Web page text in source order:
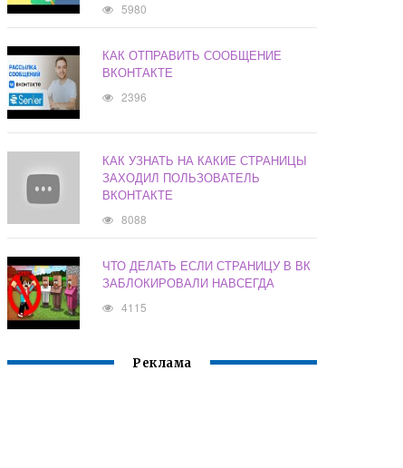
5980
КАК ОТПРАВИТЬ СООБЩЕНИЕ
ВКОНТАКТЕ
2396
КАК УЗНАТЬ НА КАКИЕ СТРАНИЦЫ
ЗАХОДИЛ ПОЛЬЗОВАТЕЛЬ
ВКОНТАКТЕ
8088
ЧТО ДЕЛАТЬ ЕСЛИ СТРАНИЦУ В ВК
ЗАБЛОКИРОВАЛИ НАВСЕГДА
4115
Реклама